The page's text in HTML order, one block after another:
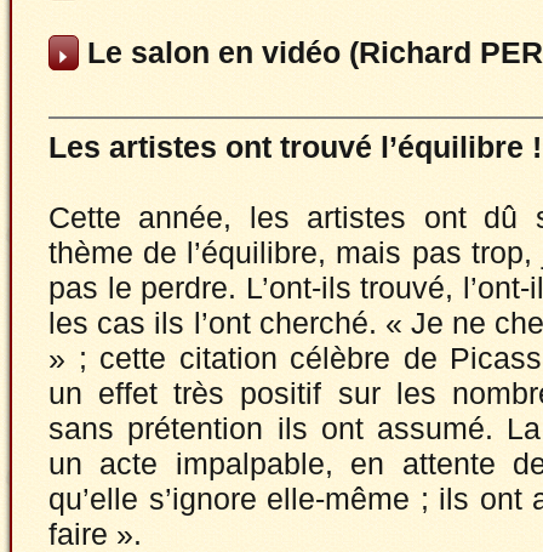
Le salon en vidéo (Richard
Les artistes ont trouvé l’équilibre !
Cette année, les artistes ont dû
thème de l’équilibre, mais pas
pas le perdre. L’ont-ils trouvé,
les cas ils l’ont cherché. « Je ne
» ; cette citation célèbre de
un effet très positif sur les
sans prétention ils ont assumé.
un acte impalpable, en attente
qu’elle s’ignore elle-même ; ils ont
faire ».